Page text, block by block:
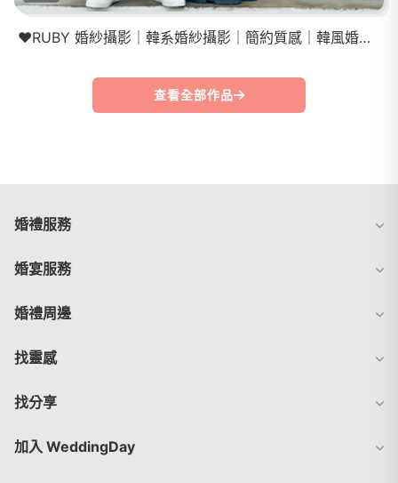
❤️RUBY 婚紗攝影｜韓系婚紗攝影｜簡約質感｜韓風婚紗｜新娘秘書
查看全部作品
婚禮服務
婚宴服務
婚禮周邊
找靈感
找分享
加入 WeddingDay